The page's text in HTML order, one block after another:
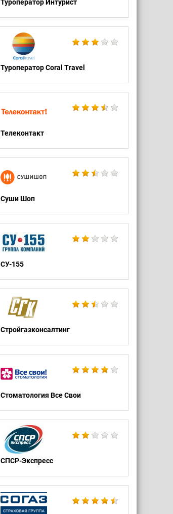
Туроператор Интурист
Туроператор Coral Travel
Телеконтакт
Суши Шоп
СУ-155
Стройгазконсалтинг
Стоматология Все Свои
СПСР-Экспресс